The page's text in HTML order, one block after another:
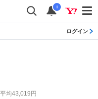
i
ログイン
均43,019円